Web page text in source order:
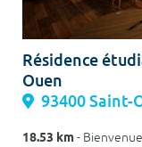
Résidence
Ouen
93400 Saint-
18.53 km-